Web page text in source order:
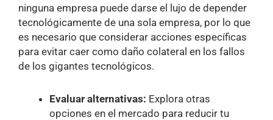
ninguna empresa puede darse el lujo de depender
tecnológicamente de una sola empresa, por lo que
es necesario que considerar acciones específicas
para evitar caer como daño colateral en los fallos
de los gigantes tecnológicos.
Evaluar alternativas: Explora otras
opciones en el mercado para reducir tu